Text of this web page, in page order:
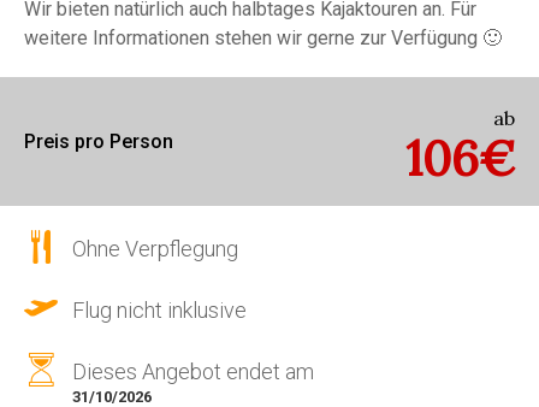
Wir bieten natürlich auch halbtages Kajaktouren an. Für
weitere Informationen stehen wir gerne zur Verfügung 🙂
Preis pro Person
ab
106€
Ohne Verpflegung
Flug nicht inklusive
Dieses Angebot endet am
31/10/2026